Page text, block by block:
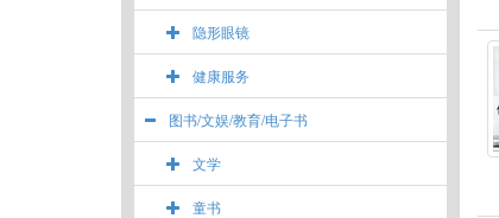
隐形眼镜
健康服务
图书/文娱/教育/电子书
文学
童书